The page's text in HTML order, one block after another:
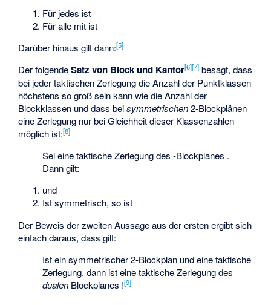
Für jedes ist
Für alle mit ist
Darüber hinaus gilt dann:[5]
Der folgendeSatz von Block und Kantor[6][7] besagt, dass
bei jeder taktischen Zerlegung die Anzahl der Punktklassen
höchstens so groß sein kann wie die Anzahl der
Blockklassen und dass beisymmetrischen2-Blockplänen
eine Zerlegung nur bei Gleichheit dieser Klassenzahlen
möglich ist:[8]
Seieine taktische Zerlegung des-Blockplanes .
Dann gilt:
und
Istsymmetrisch, so ist
Der Beweis der zweiten Aussage aus der ersten ergibt sich
einfach daraus, dass gilt:
Istein symmetrischer 2-Blockplan undeine taktische
Zerlegung, dann isteine taktische Zerlegung des
dualen Blockplanes ![9]